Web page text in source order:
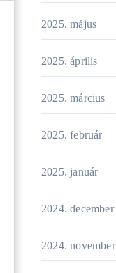
2025. május
2025. április
2025. március
2025. február
2025. január
2024. december
2024. november